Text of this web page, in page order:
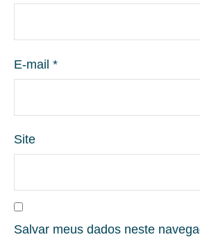
E-mail *
Site
Salvar meus dados neste